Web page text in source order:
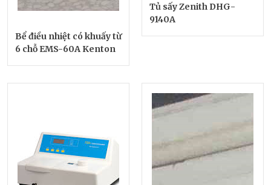
Bể điều nhiệt có khuấy từ
6 chỗ EMS-60A Kenton
Tủ sấy Zenith DHG-
9140A